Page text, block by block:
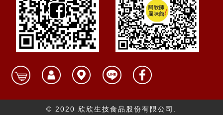
© 2020 欣欣生技食品股份有限公司.